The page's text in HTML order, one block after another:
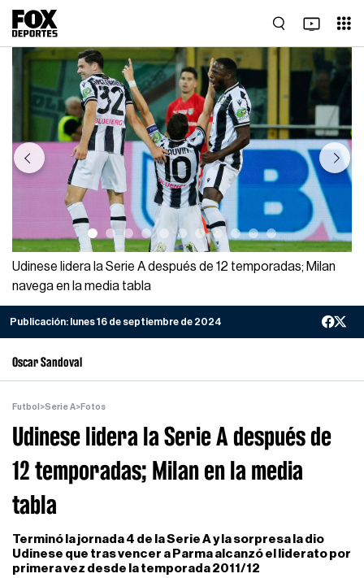
Previous Next
Udinese lidera la Serie A después de 12 temporadas; Milan
navega en la media tabla
Publicación: lunes 16 de septiembre de 2024
Oscar Sandoval
Futbol >Serie A>Fotos
Udinese lidera la Serie A después de
12 temporadas; Milan en la media
tabla
Terminó la jornada 4 de la Serie A y la sorpresa la dio
Udinese que tras vencer a Parma alcanzó el liderato por
primera vez desde la temporada 2011/12